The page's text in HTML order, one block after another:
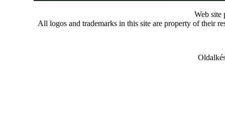
Web site
All logos and trademarks in this site are property of their